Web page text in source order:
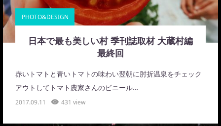
PHOTO&DESIGN
日本で最も美しい村 季刊誌取材 大蔵村編
最終回
赤いトマトと青いトマトの味わい翌朝に肘折温泉をチェック
アウトしてトマト農家さんのビニール…
2017.09.11 431 view